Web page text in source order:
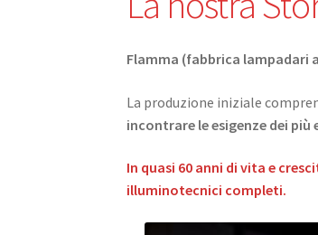
Flamma (fabbrica
La produzione iniziale
incontrare le esigenze dei
In quasi 60 anni di vita e
illuminotecnici completi.